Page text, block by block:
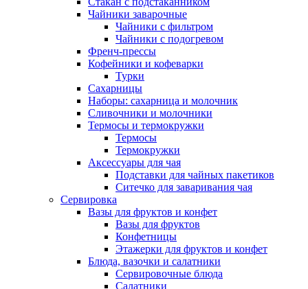
Чайники заварочные
Чайники с фильтром
Чайники с подогревом
Френч-прессы
Кофейники и кофеварки
Турки
Сахарницы
Наборы: сахарница и молочник
Сливочники и молочники
Термосы и термокружки
Термосы
Термокружки
Аксессуары для чая
Подставки для чайных пакетиков
Ситечко для заваривания чая
Сервировка
Вазы для фруктов и конфет
Вазы для фруктов
Конфетницы
Этажерки для фруктов и конфет
Блюда, вазочки и салатники
Сервировочные блюда
Салатники